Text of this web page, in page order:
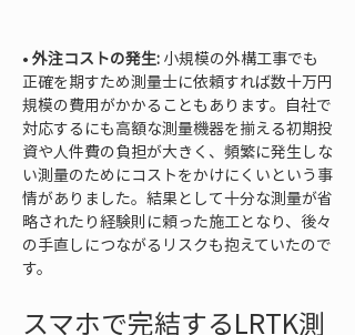
• 外注コストの発生: 小規模の外構工事でも
正確を期すため測量士に依頼すれば数十万円
規模の費用がかかることもあります。自社で
対応するにも高額な測量機器を揃える初期投
資や人件費の負担が大きく、頻繁に発生しな
い測量のためにコストをかけにくいという事
情がありました。結果として十分な測量が省
略されたり経験則に頼った施工となり、後々
の手直しにつながるリスクも抱えていたので
す。
スマホで完結するLRTK測